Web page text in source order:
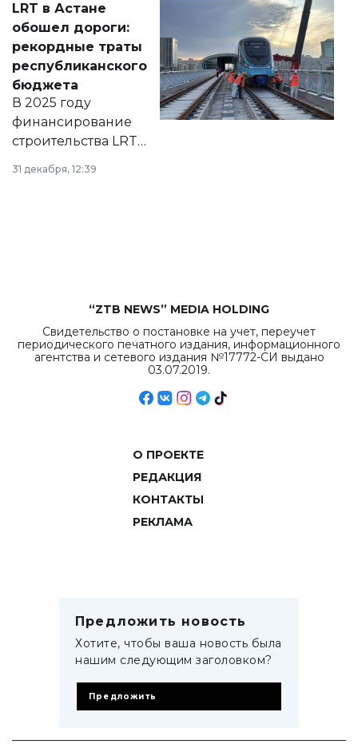
документ
появился в базе
нормативных
правовых актов и
на сайте маслихат
города.
LRT в Астане
обошел дороги:
рекордные траты
республиканского
бюджета
В 2025 году
финансирование
строительства LRT
в Астане из
республиканского
31 декабря, 12:39
“ZTB NEWS” MEDIA HOLDING
Свидетельство о постановке на учет, переучет
периодического печатного издания, информационного
агентства и сетевого издания №17772-СИ выдано
03.07.2019.
О ПРОЕКТЕ
РЕДАКЦИЯ
КОНТАКТЫ
РЕКЛАМА
Предложить новость
Хотите, чтобы ваша новость была
нашим следующим заголовком?
Предложить